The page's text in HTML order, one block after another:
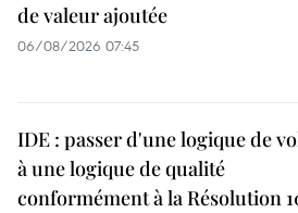
de valeur ajoutée
06/08/2026 07:45
IDE : passer d'une logique de
à une logique de qualité
conformément à la Résolution